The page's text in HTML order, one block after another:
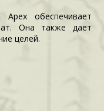
обеспечивает
Она также дает
целей.